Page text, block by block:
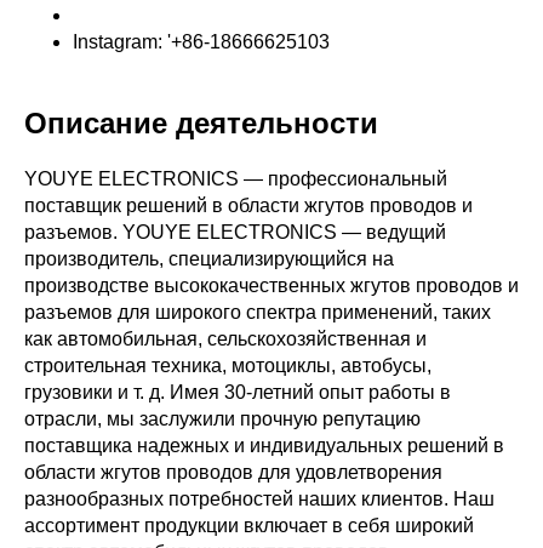
Instagram: '+86-18666625103
Описание деятельности
YOUYE ELECTRONICS — профессиональный
поставщик решений в области жгутов проводов и
разъемов. YOUYE ELECTRONICS — ведущий
производитель, специализирующийся на
производстве высококачественных жгутов проводов и
разъемов для широкого спектра применений, таких
как автомобильная, сельскохозяйственная и
строительная техника, мотоциклы, автобусы,
грузовики и т. д. Имея 30-летний опыт работы в
отрасли, мы заслужили прочную репутацию
поставщика надежных и индивидуальных решений в
области жгутов проводов для удовлетворения
разнообразных потребностей наших клиентов. Наш
ассортимент продукции включает в себя широкий